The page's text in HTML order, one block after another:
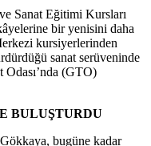
Sanat Eğitimi Kursları
bir yenisini daha
kursiyerlerinden
sanat serüveninde
Odası’nda (GTO)
BULUŞTURDU
bugüne kadar